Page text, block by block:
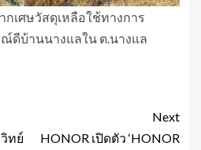
เศษวัสดุเหลือใช้ทางการ
ดีบ้านนางแลใน ต.นางแล
ทย์
Next
HONOR เปิดตัว ‘HONOR